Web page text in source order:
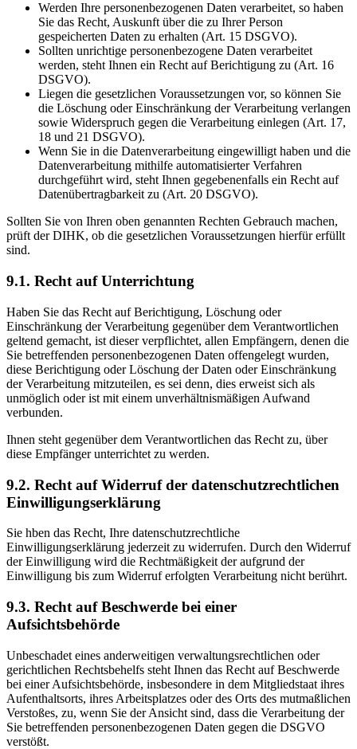
Werden Ihre personenbezogenen Daten verarbeitet, so haben
Sie das Recht, Auskunft über die zu Ihrer Person
gespeicherten Daten zu erhalten (Art. 15 DSGVO).
Sollten unrichtige personenbezogene Daten verarbeitet
werden, steht Ihnen ein Recht auf Berichtigung zu (Art. 16
DSGVO).
Liegen die gesetzlichen Voraussetzungen vor, so können Sie
die Löschung oder Einschränkung der Verarbeitung verlangen
sowie Widerspruch gegen die Verarbeitung einlegen (Art. 17,
18 und 21 DSGVO).
Wenn Sie in die Datenverarbeitung eingewilligt haben und die
Datenverarbeitung mithilfe automatisierter Verfahren
durchgeführt wird, steht Ihnen gegebenenfalls ein Recht auf
Datenübertragbarkeit zu (Art. 20 DSGVO).
Sollten Sie von Ihren oben genannten Rechten Gebrauch machen,
prüft der DIHK, ob die gesetzlichen Voraussetzungen hierfür erfüllt
sind.
9.1. Recht auf Unterrichtung
Haben Sie das Recht auf Berichtigung, Löschung oder
Einschränkung der Verarbeitung gegenüber dem Verantwortlichen
geltend gemacht, ist dieser verpflichtet, allen Empfängern, denen die
Sie betreffenden personenbezogenen Daten offengelegt wurden,
diese Berichtigung oder Löschung der Daten oder Einschränkung
der Verarbeitung mitzuteilen, es sei denn, dies erweist sich als
unmöglich oder ist mit einem unverhältnismäßigen Aufwand
verbunden.
Ihnen steht gegenüber dem Verantwortlichen das Recht zu, über
diese Empfänger unterrichtet zu werden.
9.2. Recht auf Widerruf der datenschutzrechtlichen
Einwilligungserklärung
Sie hben das Recht, Ihre datenschutzrechtliche
Einwilligungserklärung jederzeit zu widerrufen. Durch den Widerruf
der Einwilligung wird die Rechtmäßigkeit der aufgrund der
Einwilligung bis zum Widerruf erfolgten Verarbeitung nicht berührt.
9.3. Recht auf Beschwerde bei einer
Aufsichtsbehörde
Unbeschadet eines anderweitigen verwaltungsrechtlichen oder
gerichtlichen Rechtsbehelfs steht Ihnen das Recht auf Beschwerde
bei einer Aufsichtsbehörde, insbesondere in dem Mitgliedstaat ihres
Aufenthaltsorts, ihres Arbeitsplatzes oder des Orts des mutmaßlichen
Verstoßes, zu, wenn Sie der Ansicht sind, dass die Verarbeitung der
Sie betreffenden personenbezogenen Daten gegen die DSGVO
verstößt.